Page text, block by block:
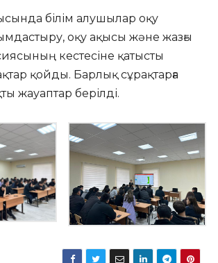
білім алушылар оқу
оқу ақысы және жазғы
кестесіне қатысты
қойды. Барлық сұрақтарға
жауаптар берілді.